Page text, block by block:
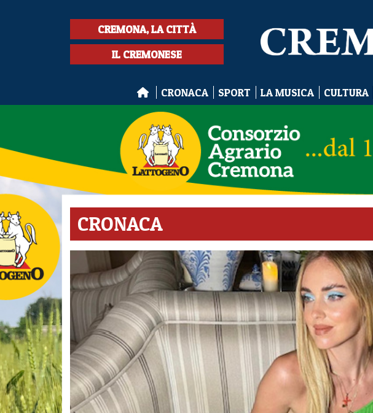
CREMONA, LA CITTÀ
IL CREMONESE
CRONACA SPORT LA MUSICA CULTURA
CRONACA